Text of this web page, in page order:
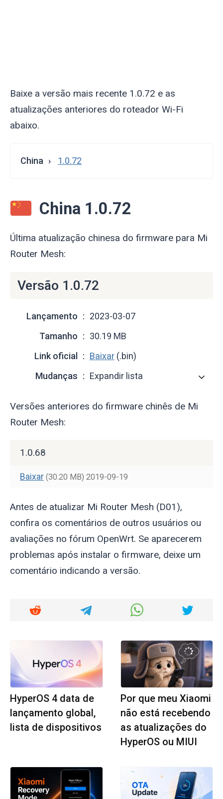
Baixe a versão mais recente 1.0.72 e as
atualizações anteriores do roteador Wi-Fi
abaixo.
China 1.0.72
China 1.0.72
Última atualização chinesa do firmware para Mi
Router Mesh:
Versão 1.0.72
Lançamento
2023-03-07
Tamanho
30.19 MB
Link oficial
Baixar (.bin)
Mudanças
Expandir lista
Versões anteriores do firmware chinês de Mi
Router Mesh:
1.0.68
Baixar (30.20 MB) 2019-09-19
Antes de atualizar Mi Router Mesh (D01),
confira os comentários de outros usuários ou
avaliações no fórum OpenWrt. Se aparecerem
problemas após instalar o firmware, deixe um
comentário indicando a versão.
HyperOS 4 data de
lançamento global,
lista de dispositivos
Por que meu Xiaomi
não está recebendo
as atualizações do
HyperOS ou MIUI